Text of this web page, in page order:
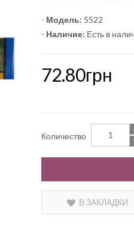
- Модель: 5522
- Наличие: Есть в
72.80грн
Количество
В ЗАКЛАДКИ